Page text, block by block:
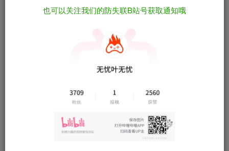
免费资源
金垦小镇/澳洲梦想镇/Dinkum v20260519（官
有问题看网站顶部解压运
迅雷下载
全站统一解压密码：
百度下载 UC下载
也可以关注我们的防失联B站号获取通知哦